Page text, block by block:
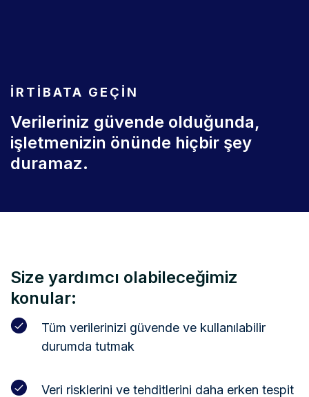
IRTIBATA GEÇIN
Verileriniz güvende olduğunda,
işletmenizin önünde hiçbir şey
duramaz.
Size yardımcı olabileceğimiz
konular:
Tüm verilerinizi güvende ve kullanılabilir
durumda tutmak
Veri risklerini ve tehditlerini daha erken tespit